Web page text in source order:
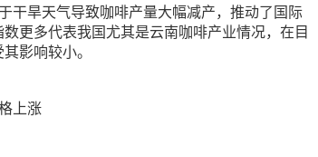
干旱天气导致咖啡产量大幅减产，推动了国际
更多代表我国尤其是云南咖啡产业情况，在目
影响较小。
上涨